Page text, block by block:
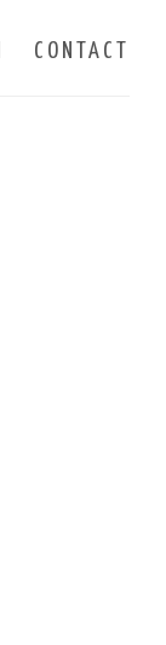
CONTACT